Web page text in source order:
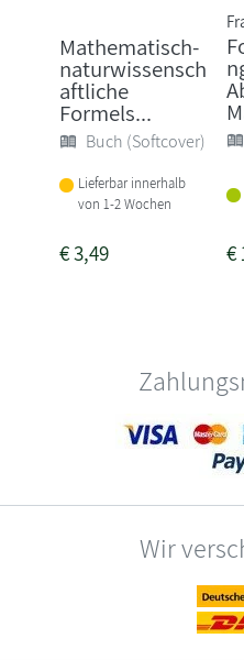
Mathematisch-
naturwissensch
aftliche
Formels...
Buch (Softcover)
Lieferbar innerhalb
von 1-2 Wochen
€3,49 €
Wir